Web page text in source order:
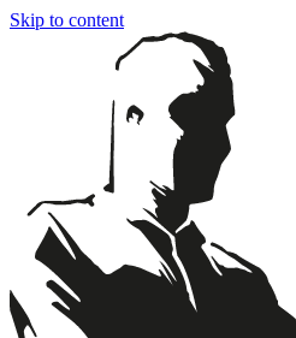
Skip to content